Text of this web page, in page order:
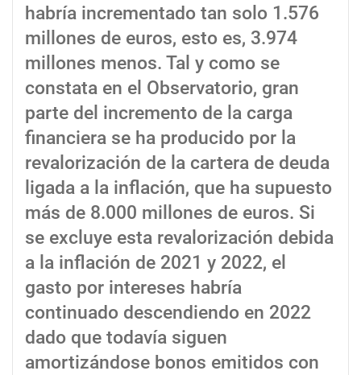
habría incrementado tan solo 1.576
millones de euros, esto es, 3.974
millones menos. Tal y como se
constata en el Observatorio, gran
parte del incremento de la carga
financiera se ha producido por la
revalorización de la cartera de deuda
ligada a la inflación, que ha supuesto
más de 8.000 millones de euros. Si
se excluye esta revalorización debida
a la inflación de 2021 y 2022, el
gasto por intereses habría
continuado descendiendo en 2022
dado que todavía siguen
amortizándose bonos emitidos con